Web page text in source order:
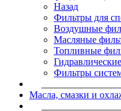
Назад
Фильтры для
Воздушные
Масляные
Топливные
Фильтры
Масла, смазки и